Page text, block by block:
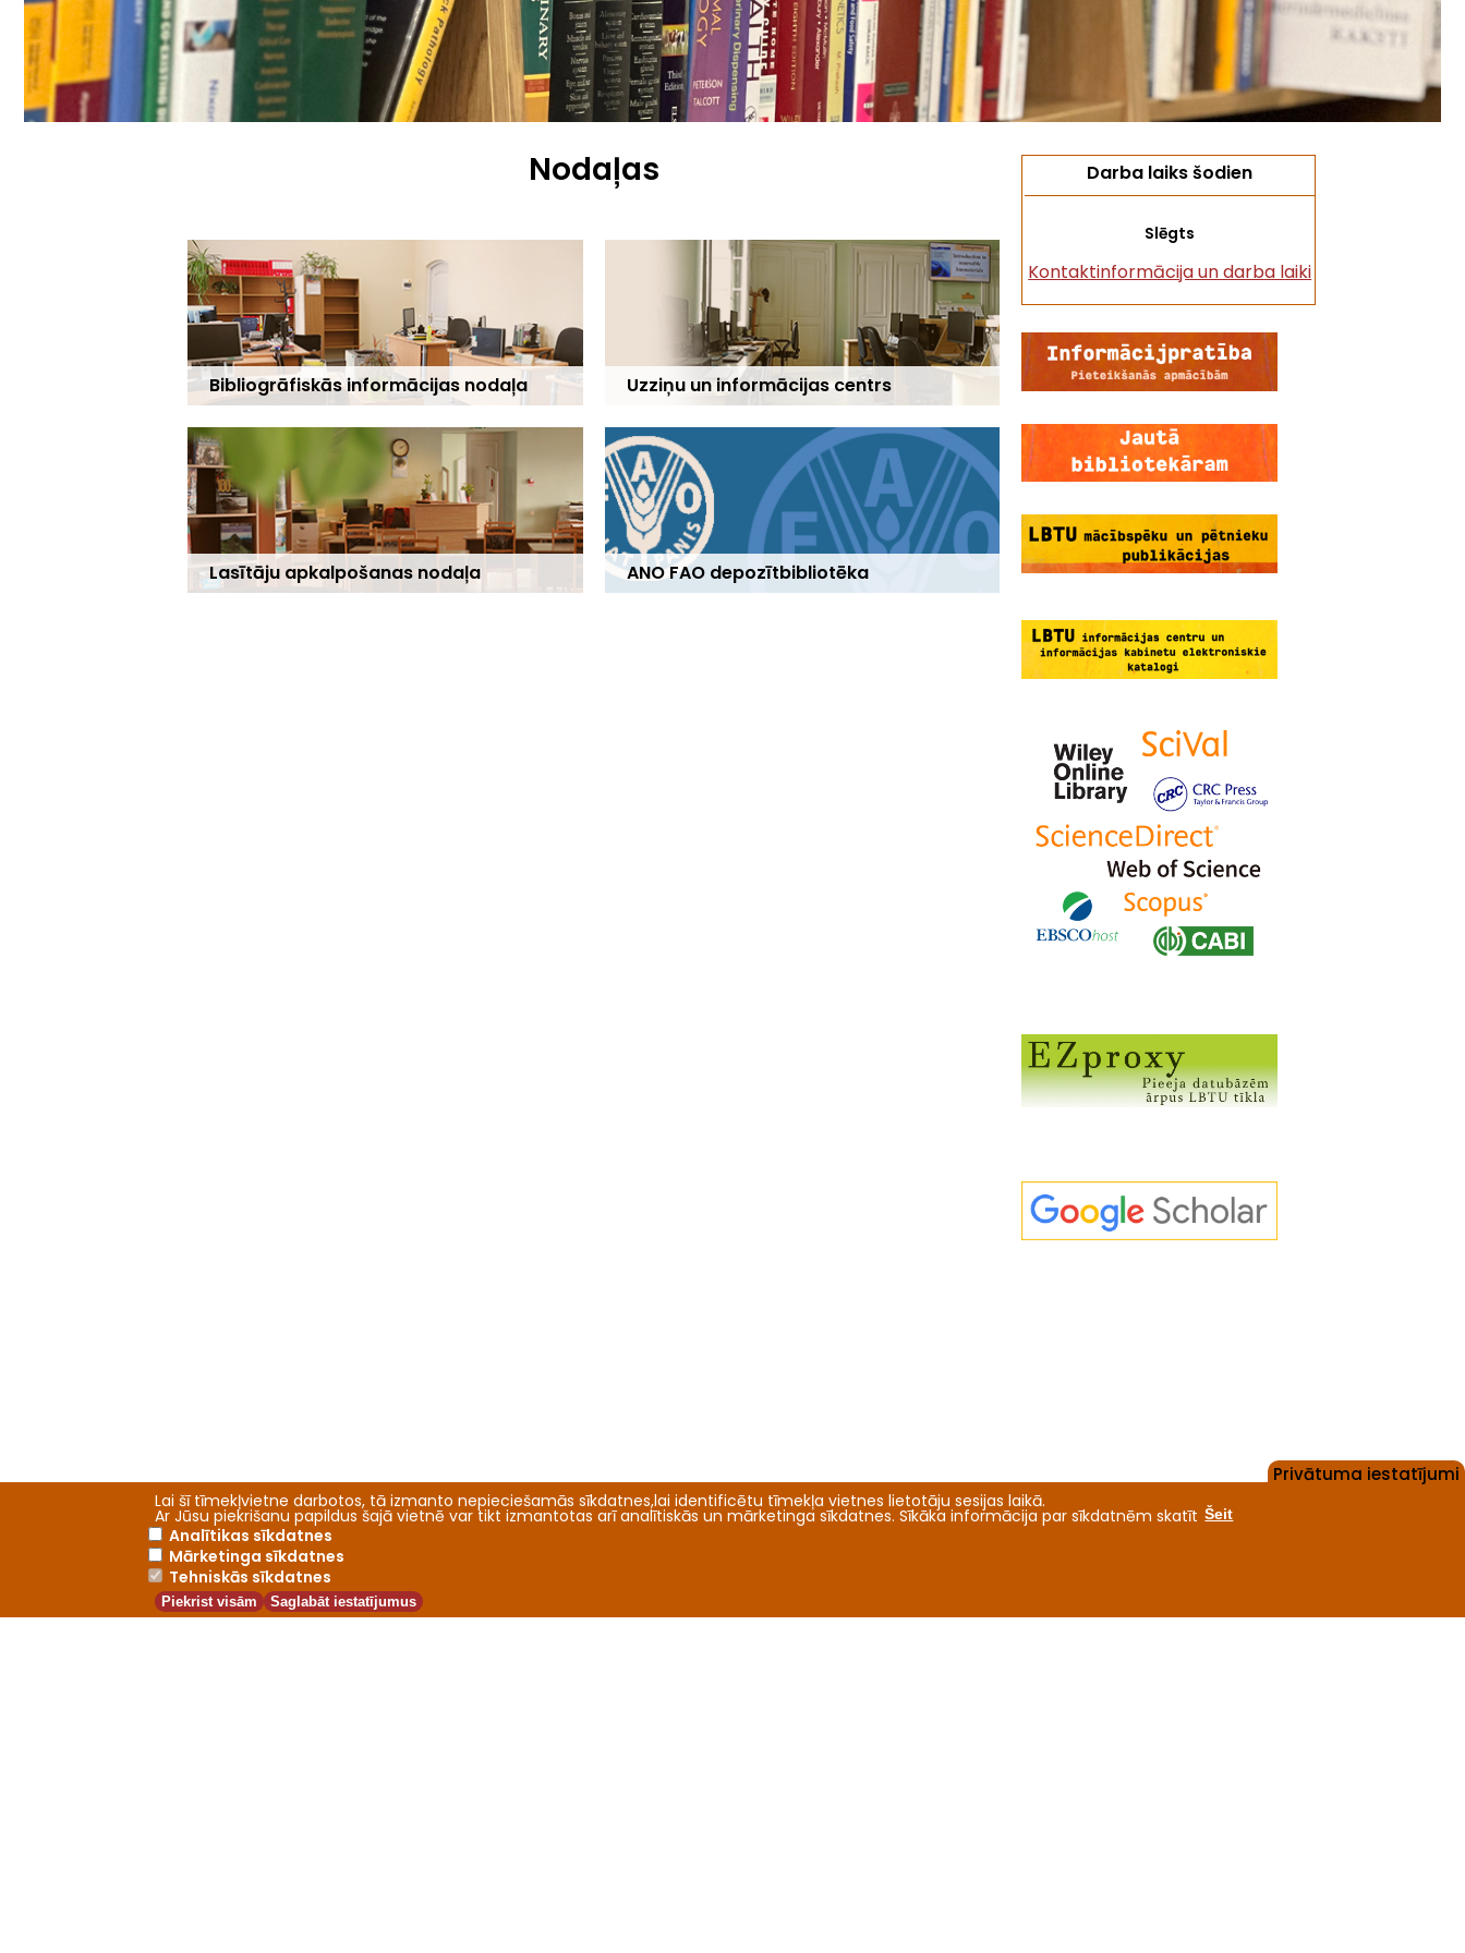
Nodaļas
Bibliogrāfiskās informācijas nodaļa Uzziņu un informācijas centrs
Lasītāju apkalpošanas nodaļa ANO FAO depozītbibliotēka
Darba laiks šodien
Slēgts
Kontaktinformācija un darba laiki
Privātuma iestatījumi
Lai šī tīmekļvietne darbotos, tā izmanto nepieciešamās sīkdatnes,lai identificētu tīmekļa vietnes lietotāju sesijas laikā.
Ar Jūsu piekrišanu papildus šajā vietnē var tikt izmantotas arī analītiskās un mārketinga sīkdatnes. Sīkāka informācija par sīkdatnēm skatīt Šeit
Analītikas sīkdatnes
Mārketinga sīkdatnes
Tehniskās sīkdatnes
Saglabāt iestatījumus
Piekrist visām